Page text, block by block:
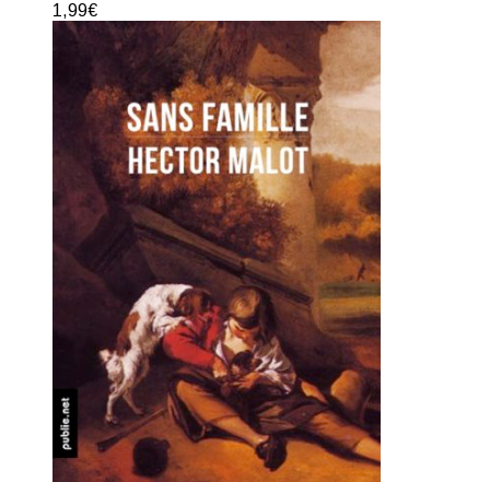
1,99€